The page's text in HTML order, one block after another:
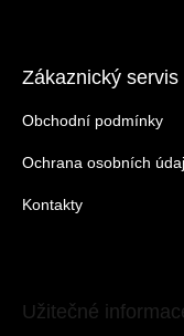
Zákaznický servis
Obchodní podmínky
Ochrana osobních
Kontakty
Užitečné